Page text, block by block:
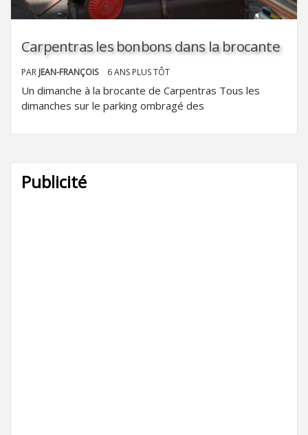
Carpentras les bonbons dans la brocante
PAR JEAN-FRANÇOIS 6 ANS PLUS TÔT
Un dimanche à la brocante de Carpentras Tous les
dimanches sur le parking ombragé des
Publicité